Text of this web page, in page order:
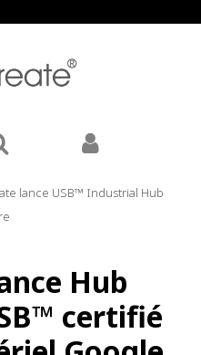
lance USB™ Industrial Hub
Hub
certifié